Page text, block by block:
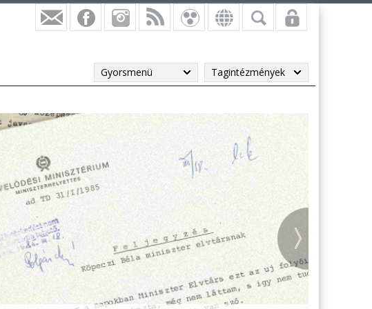
Gyorsmenü Tagintézmények
másodpéldányok